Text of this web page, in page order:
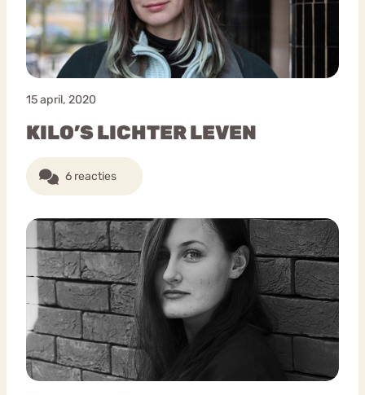
15 april, 2020
KILO’S LICHTER LEVEN
6 reacties